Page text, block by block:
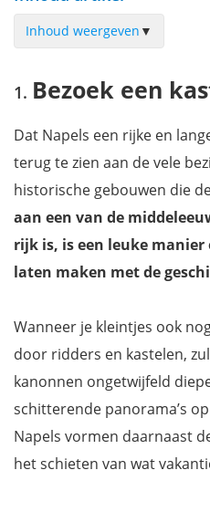
Inhoud weergeven ▼
Alle remmen los in een
Neus rond in het Nationaal
Bekijk de paleizen van Napels
Ontdek de onderwaterwereld
Beklim de Vesuvius
Zoek de rust op in een van de
Leer je eigen Napolitaanse
Neem een kijkje onder de grond
Bezoek een zoo of dierentuin
Extra tip: Koop de ArteCard
Bezoek een
Dat Napels een rijke en
terug te zien aan de vele
historische gebouwen die
aan een van de
rijk is, is een leuke
laten maken met de
Wanneer je kleintjes ook
door ridders en kastelen,
kanonnen ongetwijfeld
schitterende panorama’s
Napels vormen daarnaast
het schieten van wat